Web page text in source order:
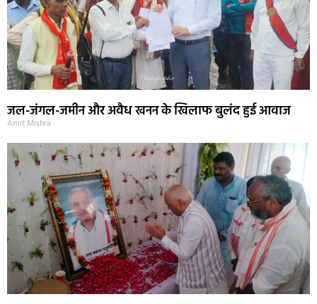
जल-जंगल-जमीन और अवैध खनन के खिलाफ बुलंद हुई आवाज
Amit Mishra